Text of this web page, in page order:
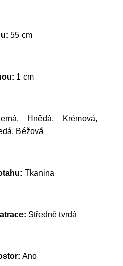
55 cm
1 cm
Hnědá, Krémová,
Béžová
Tkanina
Středně tvrdá
Ano